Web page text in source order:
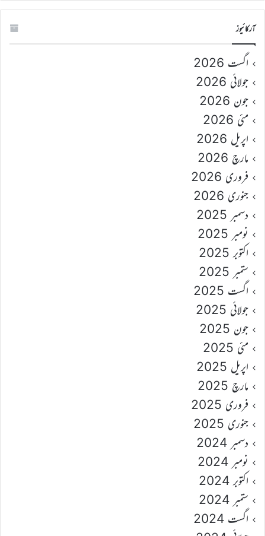
آرکائیوز
اگست 2026
جولائی 2026
جون 2026
مئی 2026
اپریل 2026
مارچ 2026
فروری 2026
جنوری 2026
دسمبر 2025
نومبر 2025
اکتوبر 2025
ستمبر 2025
اگست 2025
جولائی 2025
جون 2025
مئی 2025
اپریل 2025
مارچ 2025
فروری 2025
جنوری 2025
دسمبر 2024
نومبر 2024
اکتوبر 2024
ستمبر 2024
اگست 2024